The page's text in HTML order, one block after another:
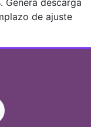
de ajuste